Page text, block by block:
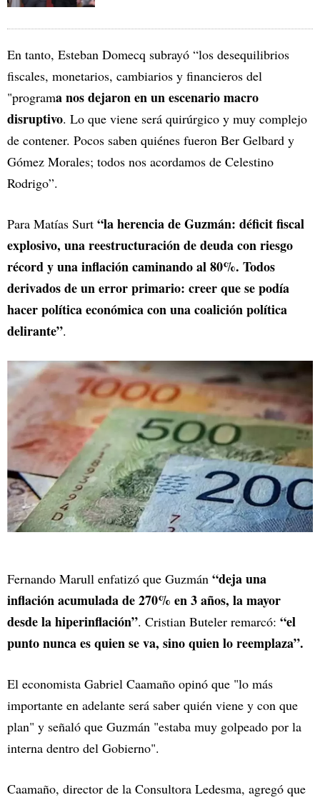
En tanto, Esteban Domecq subrayó “los desequilibrios
fiscales, monetarios, cambiarios y financieros del
"programa nos dejaron en un escenario macro
disruptivo. Lo que viene será quirúrgico y muy complejo
de contener. Pocos saben quiénes fueron Ber Gelbard y
Gómez Morales; todos nos acordamos de Celestino
Rodrigo”.
Para Matías Surt “la herencia de Guzmán: déficit fiscal
explosivo, una reestructuración de deuda con riesgo
récord y una inflación caminando al 80%. Todos
derivados de un error primario: creer que se podía
hacer política económica con una coalición política
delirante”.
Fernando Marull enfatizó que Guzmán “deja una
inflación acumulada de 270% en 3 años, la mayor
desde la hiperinflación”. Cristian Buteler remarcó: “el
punto nunca es quien se va, sino quien lo reemplaza”.
El economista Gabriel Caamaño opinó que "lo más
importante en adelante será saber quién viene y con que
plan" y señaló que Guzmán "estaba muy golpeado por la
interna dentro del Gobierno".
Caamaño, director de la Consultora Ledesma, agregó que